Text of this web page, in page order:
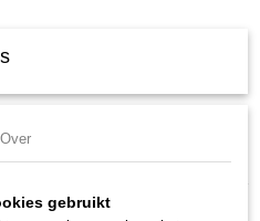
Over
gebruikt